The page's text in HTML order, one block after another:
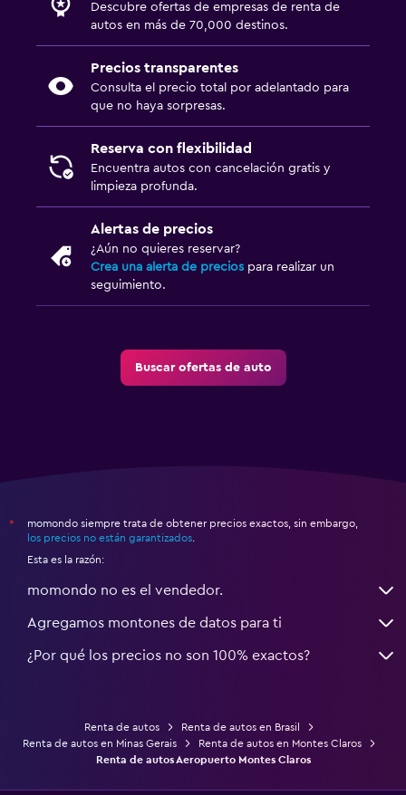
Descubre ofertas de empresas de renta de
autos en más de 70,000 destinos.
Precios transparentes
Consulta el precio total por adelantado para
que no haya sorpresas.
Reserva con flexibilidad
Encuentra autos con cancelación gratis y
limpieza profunda.
Alertas de precios
¿Aún no quieres reservar?
Crea una alerta de precios para realizar un
seguimiento.
Buscar ofertas de auto
*
momondo siempre trata de obtener precios exactos, sin embargo,
los precios no están garantizados.
Esta es la razón:
momondo no es el vendedor.
Agregamos montones de datos para ti
¿Por qué los precios no son 100% exactos?
Renta de autos
Renta de autos en Brasil
Renta de autos en Minas Gerais
Renta de autos en Montes Claros
Renta de autos Aeropuerto Montes Claros